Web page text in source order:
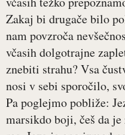
Zakaj bi drugače bilo
nam povzroča
včasih dolgotrajne
znebiti strahu? Vsa
nosi v sebi sporočilo,
Pa poglejmo pobliže:
marsikdo boji, češ da